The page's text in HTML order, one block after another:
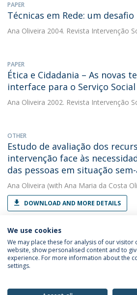
PAPER
Técnicas em Rede: um desafio
Ana Oliveira 2004. Revista Intervenção
PAPER
Ética e Cidadania – As novas
interface para o Serviço Social
Ana Oliveira 2002. Revista Intervenção
OTHER
Estudo de avaliação dos
intervenção face às
das pessoas em situação
Ana Oliveira (with Ana Maria da Costa
DOWNLOAD AND MORE DETAILS
Privacy Policy
We use cookies
We may place these for analysis of our
website, show personalised content and to
experience. For more information about the
settings.